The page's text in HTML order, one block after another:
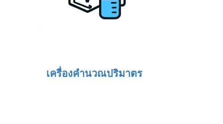
เครื่องคำนวณปริมาตร